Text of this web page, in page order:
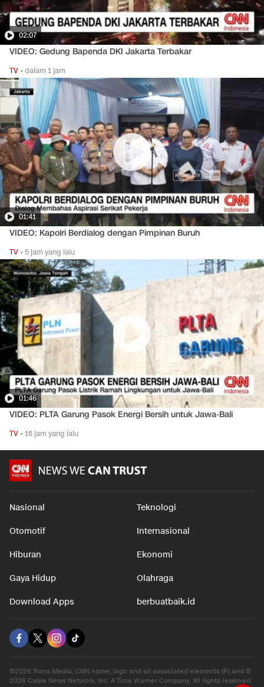
02:07
VIDEO: Gedung Bapenda DKI Jakarta Terbakar
TV •dalam 1 jam
01:41
VIDEO: Kapolri Berdialog dengan Pimpinan Buruh
TV • 5 jam yang lalu
01:46
VIDEO: PLTA Garung Pasok Energi Bersih untuk Jawa-Bali
TV •16 jam yang lalu
Nasional Teknologi
Otomotif Internasional
Hiburan Ekonomi
Gaya Hidup Olahraga
Download Apps berbuatbaik.id
©2026 Trans Media, CNN name, logo and all associated elements (R) and ©
2026 Cable News Network, Inc. A Time Warner Company. All rights reserved.